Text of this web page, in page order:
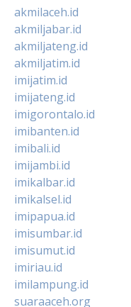
akmilaceh.id
akmiljabar.id
akmiljateng.id
akmiljatim.id
imijatim.id
imijateng.id
imigorontalo.id
imibanten.id
imibali.id
imijambi.id
imikalbar.id
imikalsel.id
imipapua.id
imisumbar.id
imisumut.id
imiriau.id
imilampung.id
suaraaceh.org